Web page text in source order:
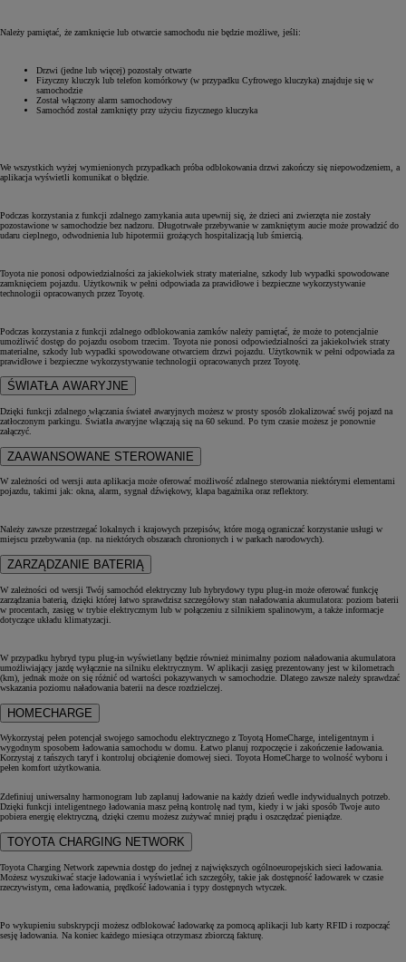
Należy pamiętać, że zamknięcie lub otwarcie samochodu nie będzie możliwe, jeśli:
Drzwi (jedne lub więcej) pozostały otwarte
Fizyczny kluczyk lub telefon komórkowy (w przypadku Cyfrowego kluczyka) znajduje się w
samochodzie
Został włączony alarm samochodowy
Samochód został zamknięty przy użyciu fizycznego kluczyka
We wszystkich wyżej wymienionych przypadkach próba odblokowania drzwi zakończy się niepowodzeniem, a
aplikacja wyświetli komunikat o błędzie.
Podczas korzystania z funkcji zdalnego zamykania auta upewnij się, że dzieci ani zwierzęta nie zostały
pozostawione w samochodzie bez nadzoru. Długotrwałe przebywanie w zamkniętym aucie może prowadzić do
udaru cieplnego, odwodnienia lub hipotermii grożących hospitalizacją lub śmiercią.
Toyota nie ponosi odpowiedzialności za jakiekolwiek straty materialne, szkody lub wypadki spowodowane
zamknięciem pojazdu. Użytkownik w pełni odpowiada za prawidłowe i bezpieczne wykorzystywanie
technologii opracowanych przez Toyotę.
Podczas korzystania z funkcji zdalnego odblokowania zamków należy pamiętać, że może to potencjalnie
umożliwić dostęp do pojazdu osobom trzecim. Toyota nie ponosi odpowiedzialności za jakiekolwiek straty
materialne, szkody lub wypadki spowodowane otwarciem drzwi pojazdu. Użytkownik w pełni odpowiada za
prawidłowe i bezpieczne wykorzystywanie technologii opracowanych przez Toyotę.
ŚWIATŁA AWARYJNE
Dzięki funkcji zdalnego włączania świateł awaryjnych możesz w prosty sposób zlokalizować swój pojazd na
zatłoczonym parkingu. Światła awaryjne włączają się na 60 sekund. Po tym czasie możesz je ponownie
załączyć.
ZAAWANSOWANE STEROWANIE
W zależności od wersji auta aplikacja może oferować możliwość zdalnego sterowania niektórymi elementami
pojazdu, takimi jak: okna, alarm, sygnał dźwiękowy, klapa bagażnika oraz reflektory.
Należy zawsze przestrzegać lokalnych i krajowych przepisów, które mogą ograniczać korzystanie usługi w
miejscu przebywania (np. na niektórych obszarach chronionych i w parkach narodowych).
ZARZĄDZANIE BATERIĄ
W zależności od wersji Twój samochód elektryczny lub hybrydowy typu plug-in może oferować funkcję
zarządzania baterią, dzięki której łatwo sprawdzisz szczegółowy stan naładowania akumulatora: poziom baterii
w procentach, zasięg w trybie elektrycznym lub w połączeniu z silnikiem spalinowym, a także informacje
dotyczące układu klimatyzacji.
W przypadku hybryd typu plug-in wyświetlany będzie również minimalny poziom naładowania akumulatora
umożliwiający jazdę wyłącznie na silniku elektrycznym. W aplikacji zasięg prezentowany jest w kilometrach
(km), jednak może on się różnić od wartości pokazywanych w samochodzie. Dlatego zawsze należy sprawdzać
wskazania poziomu naładowania baterii na desce rozdzielczej.
HOMECHARGE
Wykorzystaj pełen potencjał swojego samochodu elektrycznego z Toyotą HomeCharge, inteligentnym i
wygodnym sposobem ładowania samochodu w domu. Łatwo planuj rozpoczęcie i zakończenie ładowania.
Korzystaj z tańszych taryf i kontroluj obciążenie domowej sieci. Toyota HomeCharge to wolność wyboru i
pełen komfort użytkowania.
Zdefiniuj uniwersalny harmonogram lub zaplanuj ładowanie na każdy dzień wedle indywidualnych potrzeb.
Dzięki funkcji inteligentnego ładowania masz pełną kontrolę nad tym, kiedy i w jaki sposób Twoje auto
pobiera energię elektryczną, dzięki czemu możesz zużywać mniej prądu i oszczędzać pieniądze.
TOYOTA CHARGING NETWORK
Toyota Charging Network zapewnia dostęp do jednej z największych ogólnoeuropejskich sieci ładowania.
Możesz wyszukiwać stacje ładowania i wyświetlać ich szczegóły, takie jak dostępność ładowarek w czasie
rzeczywistym, cena ładowania, prędkość ładowania i typy dostępnych wtyczek.
Po wykupieniu subskrypcji możesz odblokować ładowarkę za pomocą aplikacji lub karty RFID i rozpocząć
sesję ładowania. Na koniec każdego miesiąca otrzymasz zbiorczą fakturę.